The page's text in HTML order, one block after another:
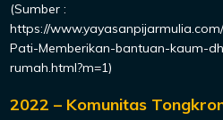
(Sumber :
https://
Pati-Memberikan-bantuan-kaum-
rumah.html?m=1)
2022 – Komunitas